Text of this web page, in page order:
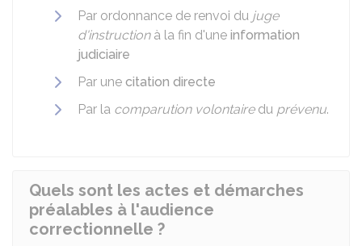
Par ordonnance de renvoi du juge
d'instructionà la fin d'une information
judiciaire
Par une citation directe
Par la comparution volontairedu prévenu.
Quels sont les actes et démarches
préalables à l'audience
correctionnelle ?